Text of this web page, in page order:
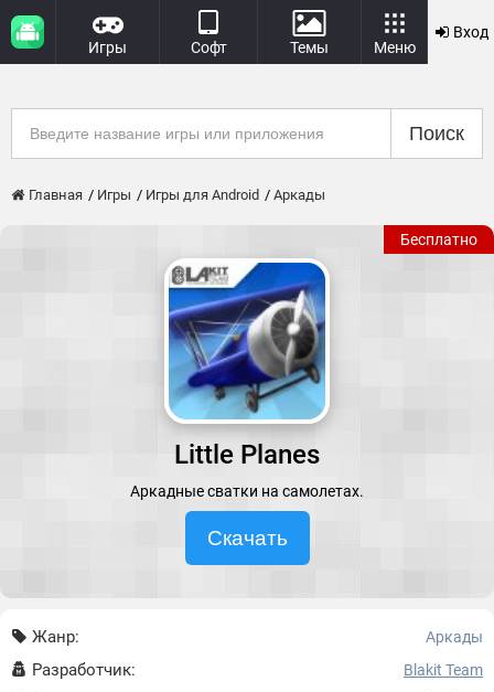
Игры Софт Темы Меню
Вход
Поиск
Главная Игры Игры для Android Аркады
Бесплатно
Little Planes
Аркадные сватки на самолетах.
Скачать
Жанр: Аркады
Разработчик: Blakit Team